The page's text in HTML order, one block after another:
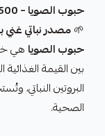
حبوب الصويا – 500 جرام
🌱مصدر نباتي
حبوب الصويا هي
بين القيمة
البروتين النباتي،
الصحية.